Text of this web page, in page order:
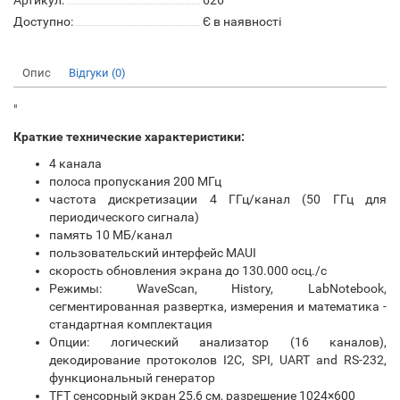
Доступно:
Є в наявності
Опис Відгуки (0)
"
Краткие технические характеристики:
4 канала
полоса пропускания 200 МГц
частота дискретизации 4 ГГц/канал (50 ГГц для
периодического сигнала)
память 10 МБ/канал
пользовательский интерфейс MAUI
скорость обновления экрана до 130.000 осц./с
Режимы: WaveScan, History, LabNotebook,
сегментированная развертка, измерения и математика -
стандартная комплектация
Опции: логический анализатор (16 каналов),
декодирование протоколов I2C, SPI, UART and RS-232,
функциональный генератор
TFT сенсорный экран 25,6 см, разрешение 1024×600